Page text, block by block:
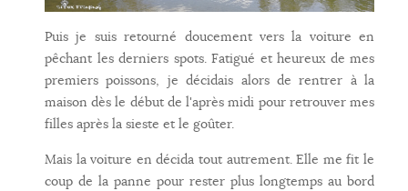
Puis je suis retourné doucement vers la voiture en
pêchant les derniers spots. Fatigué et heureux de mes
premiers poissons, je décidais alors de rentrer à la
maison dès le début de l'après midi pour retrouver mes
filles après la sieste et le goûter.
Mais la voiture en décida tout autrement. Elle me fit le
coup de la panne pour rester plus longtemps au bord